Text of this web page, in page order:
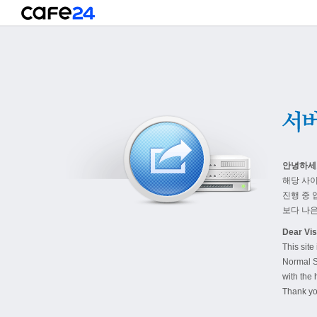
안녕하
해당 사
진행 중
보다 나
Dear
This site
Normal
with the
Thank